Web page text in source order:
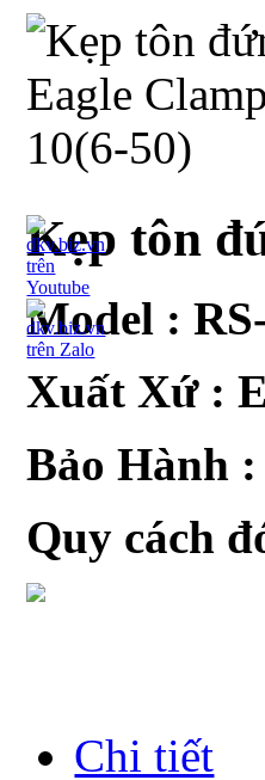
Kẹp tôn
Model :
Xuất Xứ :
Bảo Hành
Quy cách
Chi tiết